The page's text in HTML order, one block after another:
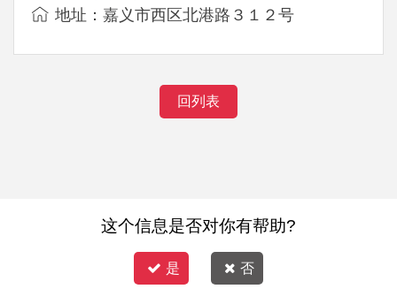
地址：嘉义市西区北港路３１２号
回列表
这个信息是否对你有帮助?
是 否